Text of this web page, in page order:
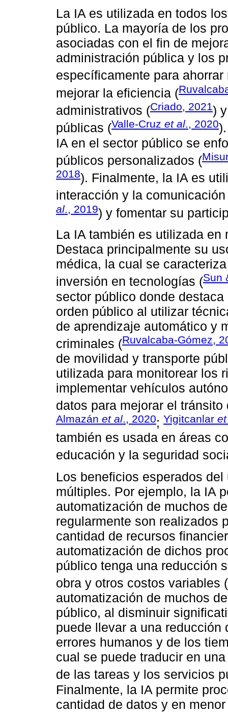
La IA es utilizada en todos
público. La mayoría de los
asociadas con el fin de
administración pública y los
específicamente para ahorrar
mejorar la eficiencia (
administrativos (Criado, 2021)
públicas (Valle-Cruz et al., 2020
IA en el sector público se
públicos personalizados (
2018). Finalmente, la IA es
interacción y la
al., 2019) y fomentar su
La IA también es utilizada
Destaca principalmente su
médica, la cual se
inversión en tecnologías (Sun
sector público donde
orden público al utilizar
de aprendizaje automático y
criminales (Ruvalcaba-Gómez,
de movilidad y transporte
utilizada para monitorear los
implementar vehículos
datos para mejorar el
Almazán et al., 2020; Yigitcanlar
también es usada en áreas
educación y la seguridad
Los beneficios esperados
múltiples. Por ejemplo, la IA
automatización de muchos
regularmente son realizados
cantidad de recursos
automatización de dichos
público tenga una reducción
obra y otros costos variables (
automatización de muchos
público, al disminuir
puede llevar a una
errores humanos y de los
cual se puede traducir en
de las tareas y los servicios
Finalmente, la IA permite
cantidad de datos y en